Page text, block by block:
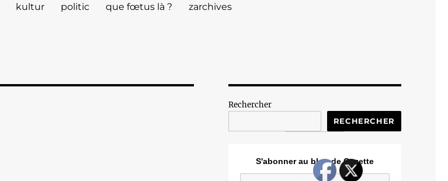
kultur politic que fœtus là ? zarchives
Rechercher
RECHERCHER
S'abonner au blog de Cozette